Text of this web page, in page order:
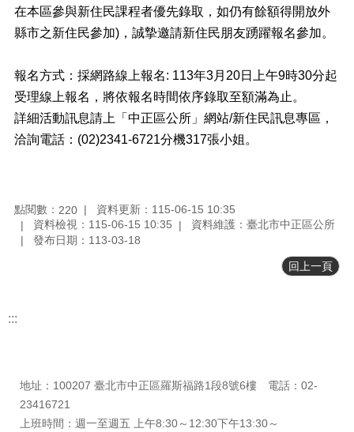
網
連
檔
案
下
案
件
料
專
區
在本區參與新住民課程者優先錄取，如仍有餘額得開放外
縣市之新住民參加)，誠摯邀請新住民朋友踴躍報名參加。
報名方式：採網路線上報名: 113年3月20日上午9時30分起
受理線上報名，將依報名時間依序錄取至額滿為止。
詳細活動訊息請上「中正區公所」網站/新住民訊息專區，
洽詢電話：(02)2341-6721分機317張小姐。
點閱數： 220
資料更新：115-06-15 10:35
資料檢視：115-06-15 10:35
資料維護：臺北市中正區公所
發布日期：113-03-18
回上一頁
:::
地址：100207 臺北市中正區羅斯福路1段8號6樓 電話：02-
23416721
上班時間：週一至週五 上午8:30～12:30下午13:30～